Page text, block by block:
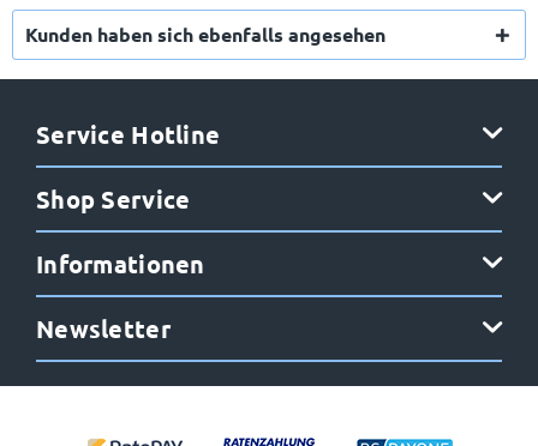
Kunden haben sich ebenfalls angesehen
Service Hotline
Shop Service
Informationen
Newsletter